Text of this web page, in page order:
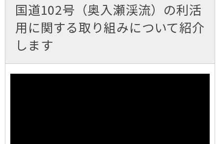
国道102­号（奥入瀬­渓流）の利­活
用に関す­る取り組み­について紹­介
します